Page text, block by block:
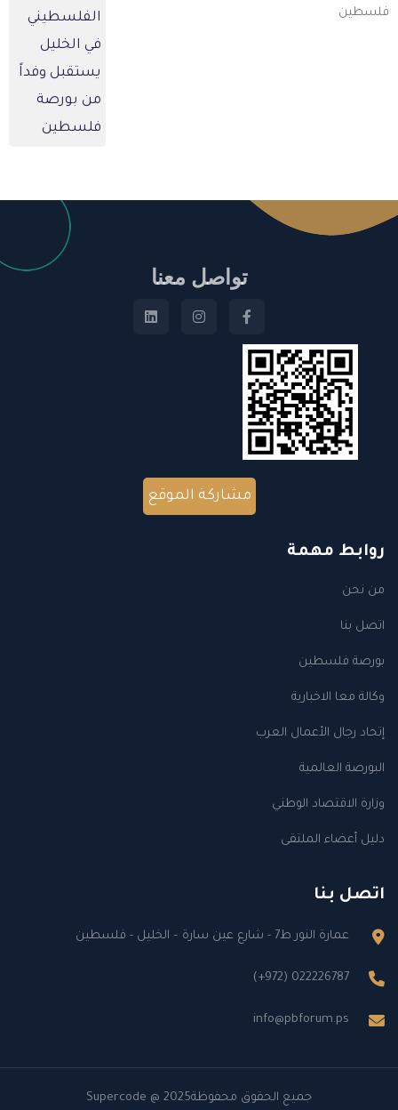
الفلسطيني
في الخليل
يستقبل وفداً
من بورصة
فلسطين
تواصل معنا
مشاركة الموقع
روابط مهمة
من نحن
اتصل بنا
بورصة فلسطين
وكالة معا الاخبارية
إتحاد رجال الأعمال العرب
البورصة العالمية
وزارة الاقتصاد الوطني
دليل أعضاء الملتقى
اتصل بنا
عمارة النور ط7 - شارع عين سارة – الخليل - فلسطين
(+972) 022226787
info@pbforum.ps
جميع الحقوق محفوظة Supercode @ 2025